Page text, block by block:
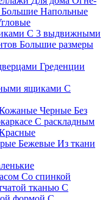
Большие Напольные
С 3 выдвижными
Большие размеры
Греденции
ящиками С
Черные Без
С раскладным
Бежевые Из ткани
Со спинкой
тканью С